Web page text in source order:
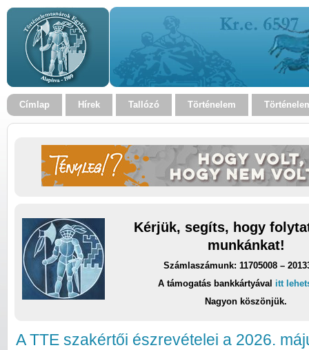
Címlap Hírek Tallózó Történelem
Kérjük, segíts, hogy
munkánkat!
Számlaszámunk: 11705008 –
A támogatás bankkártyával itt
Nagyon köszönjük.
A TTE szakértői észrevételei a 2026.